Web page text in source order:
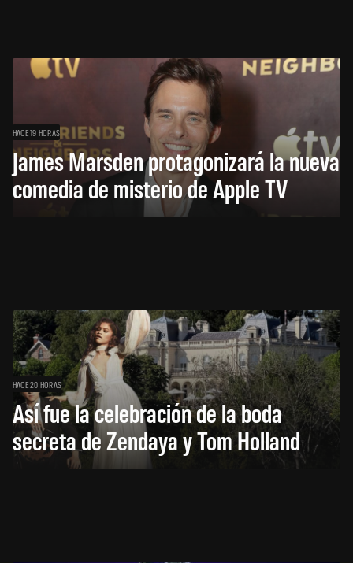
HACE 19 HORAS
James Marsden protagonizará la nueva
comedia de misterio de Apple TV
HACE 20 HORAS
Así fue la celebración de la boda
secreta de Zendaya y Tom Holland